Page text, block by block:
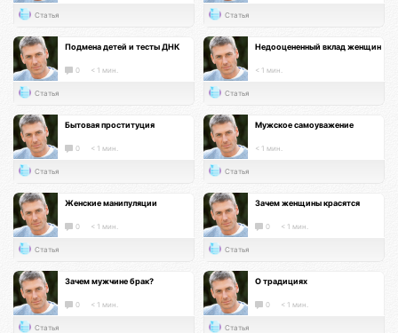
Статья Статья
Подмена детей и тесты ДНК
0 < 1 мин.
Статья
Недооцененный вклад женщин
< 1 мин.
Статья
Бытовая проституция
0 < 1 мин.
Статья
Мужское самоуважение
< 1 мин.
Статья
Женские манипуляции
0 < 1 мин.
Статья
Зачем женщины красятся
0 < 1 мин.
Статья
Зачем мужчине брак?
0 < 1 мин.
Статья
О традициях
0 < 1 мин.
Статья